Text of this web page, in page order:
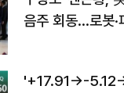
음주 회동…로봇·
'+17.91→-